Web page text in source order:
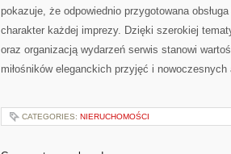
pokazuje, że odpowiednio przygotowana
charakter każdej imprezy. Dzięki szerokiej
oraz organizacją wydarzeń serwis stanowi
miłośników eleganckich przyjęć i
CATEGORIES: NIERUCHOMOŚCI